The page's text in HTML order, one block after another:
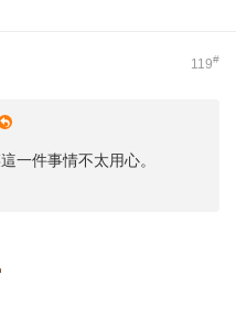
119#
一件事情不太用心。